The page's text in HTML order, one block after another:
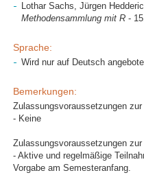
Lothar Sachs, Jürgen
Methodensammlung mit R -
Sprache:
Wird nur auf Deutsch
Bemerkungen:
Zulassungsvoraussetzungen
- Keine
Zulassungsvoraussetzungen
- Aktive und regelmäßige
Vorgabe am Semesteranfang.